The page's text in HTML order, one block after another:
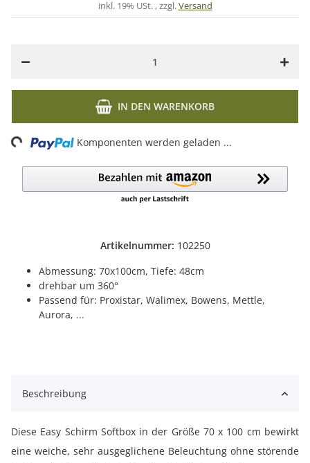
Artikelnummer: 102250
Abmessung: 70x100cm, Tiefe: 48cm
drehbar um 360°
Passend für: Proxistar, Walimex, Bowens, Mettle,
Aurora, ...
inkl. 19% USt. , zzgl.Versand
IN DEN WARENKORB
Loading... Komponenten werden geladen ...
Beschreibung
Diese Easy Schirm Softbox in der Größe 70 x 100 cm bewirkt
eine weiche, sehr ausgeglichene Beleuchtung ohne störende